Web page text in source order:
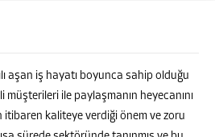
aşan iş hayatı boyunca sahip olduğu
müşterileri ile paylaşmanın heyecanını
kaliteye verdiği önem ve zoru